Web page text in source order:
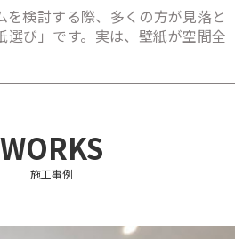
を検討する際、多くの方が見落と
選び」です。実は、壁紙が空間全
WORKS
施工事例